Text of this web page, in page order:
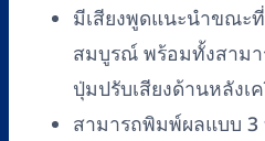
มีเสียงพูดแนะนำขณะ
สมบูรณ์ พร้อมทั้งสามา
ปุ่มปรับเสียงด้านหลังเ
สามารถพิมพ์ผลแบบ 3